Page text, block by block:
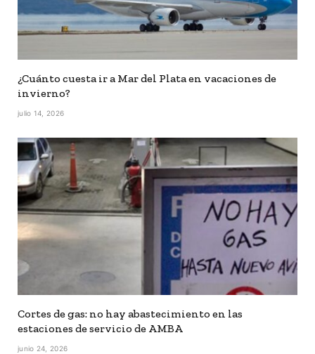
¿Cuánto cuesta ir a Mar del Plata en vacaciones de
invierno?
julio 14, 2026
Cortes de gas: no hay abastecimiento en las
estaciones de servicio de AMBA
junio 24, 2026